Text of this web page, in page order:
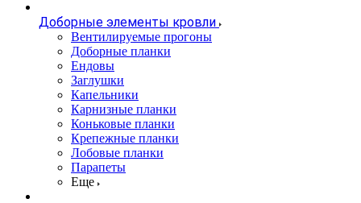
Доборные элементы кровли
Вентилируемые прогоны
Доборные планки
Ендовы
Заглушки
Капельники
Карнизные планки
Коньковые планки
Крепежные планки
Лобовые планки
Парапеты
Еще